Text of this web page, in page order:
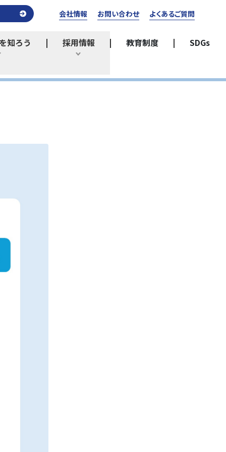
知ろう
ひらく
採用情報
ひらく
教育制度 SDGs
会社情報 お問い合わせ よくあるご質問